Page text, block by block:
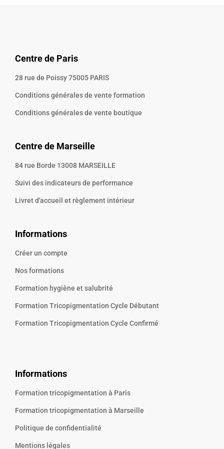
Centre de Paris
28 rue de Poissy 75005 PARIS
Conditions générales de vente formation
Conditions générales de vente boutique
Centre de Marseille
84 rue Borde 13008 MARSEILLE
Suivi des indicateurs de performance
Livret d'accueil et règlement intérieur
Informations
Créer un compte
Nos formations
Formation hygiène et salubrité
Formation Tricopigmentation Cycle Débutant
Formation Tricopigmentation Cycle Confirmé
Informations
Formation tricopigmentation à Paris
Formation tricopigmentation à Marseille
Politique de confidentialité
Mentions légales